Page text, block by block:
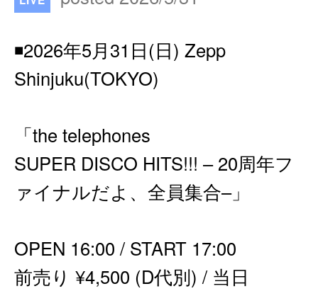
◾️2026年5月31日(日) Zepp
Shinjuku(TOKYO)
「the telephones
SUPER DISCO HITS!!! – 20周年フ
ァイナルだよ、全員集合–」
OPEN 16:00 / START 17:00
前売り ¥4,500 (D代別) / 当日